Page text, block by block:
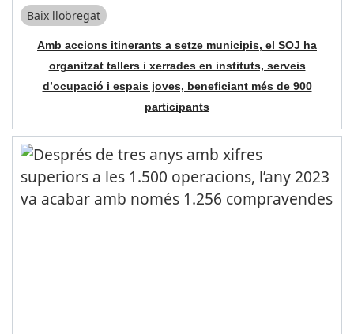
Baix llobregat
Amb accions itinerants a setze municipis, el SOJ ha
organitzat tallers i xerrades en instituts, serveis
d’ocupació i espais joves, beneficiant més de 900
participants